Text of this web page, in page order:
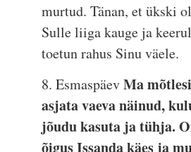
murtud. Tänan, et ükski
Sulle liiga kauge ja
toetun rahus Sinu väele.
8. EsmaspäevMa
asjata vaeva näinud,
jõudu kasuta ja tühja.
õigus Issanda käes ja